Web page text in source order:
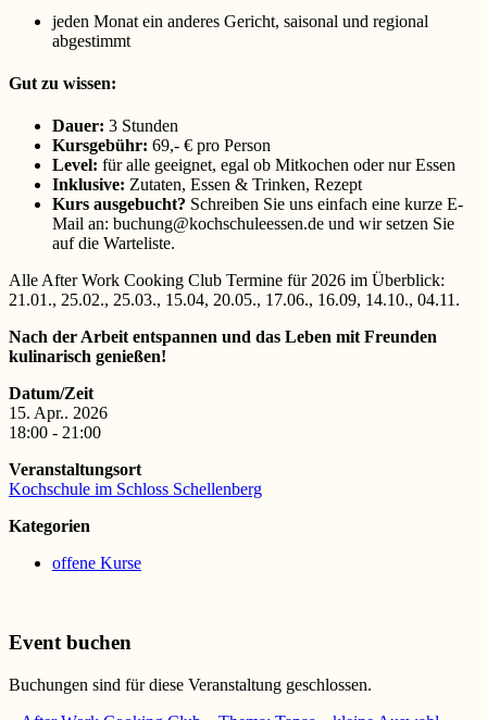
jeden Monat ein anderes Gericht, saisonal und regional
abgestimmt
Gut zu wissen:
Dauer: 3 Stunden
Kursgebühr: 69,- € pro Person
Level: für alle geeignet, egal ob Mitkochen oder nur Essen
Inklusive: Zutaten, Essen & Trinken, Rezept
Kurs ausgebucht? Schreiben Sie uns einfach eine kurze E-
Mail an: buchung@kochschuleessen.de und wir setzen Sie
auf die Warteliste.
Alle After Work Cooking Club Termine für 2026 im Überblick:
21.01., 25.02., 25.03., 15.04, 20.05., 17.06., 16.09, 14.10., 04.11.
Nach der Arbeit entspannen und das Leben mit Freunden
kulinarisch genießen!
Datum/Zeit
15. Apr.. 2026
18:00 - 21:00
Veranstaltungsort
Kochschule im Schloss Schellenberg
Kategorien
offene Kurse
Event buchen
Buchungen sind für diese Veranstaltung geschlossen.